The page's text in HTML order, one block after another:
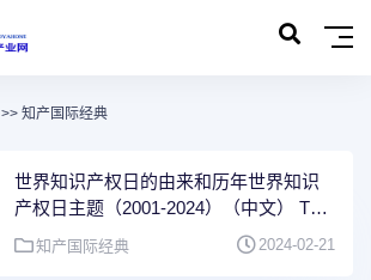
>> 知产国际经典
世界知识产权日的由来和历年世界知识
产权日主题（2001-2024）（中文） The
origin of World IP
知产国际经典 2024-02-21